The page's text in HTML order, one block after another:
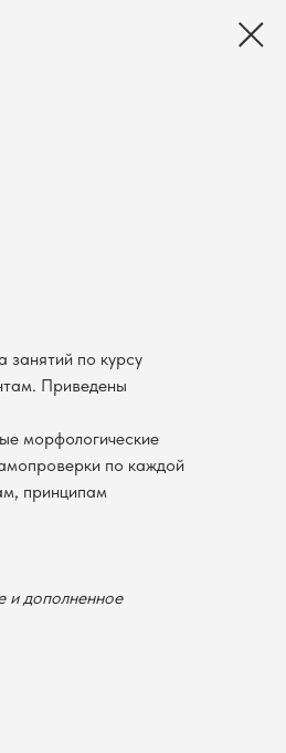
занятий по курсу
Приведены
морфологические
по каждой
принципам
и дополненное